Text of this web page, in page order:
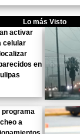
Lo más Visto
activar
celular
en
programa
a